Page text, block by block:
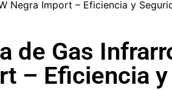
Negra Import – Eficiencia y
de Gas
– Eficiencia y